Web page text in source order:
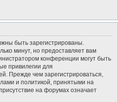
быть зарегистрированы.
минут, но предоставляет вам
конференции могут быть
привилегии для
Прежде чем зарегистрироваться,
и политикой, принятыми на
на форумах означает